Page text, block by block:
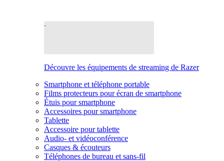
Découvre les équipements de streaming de Razer
Smartphone et téléphone portable
Films protecteurs pour écran de smartphone
Étuis pour smartphone
Accessoires pour smartphone
Tablette
Accessoire pour tablette
Audio- et vidéoconférence
Casques & écouteurs
Téléphones de bureau et sans-fil